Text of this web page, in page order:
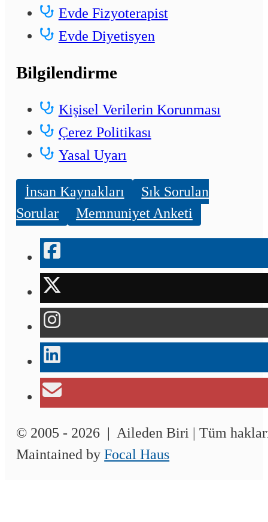
Evde Fizyoterapist
Evde Diyetisyen
Bilgilendirme
Kişisel Verilerin Korunması
Çerez Politikası
Yasal Uyarı
İnsan Kaynakları
Sık Sorulan
Sorular
Memnuniyet Anketi
© 2005 - 2026 | Aileden Biri | Tüm hakları
Maintained byFocal Haus